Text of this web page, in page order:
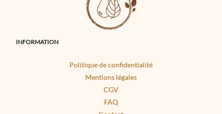
INFORMATION
Politique de confidentialité
Mentions légales
CGV
FAQ